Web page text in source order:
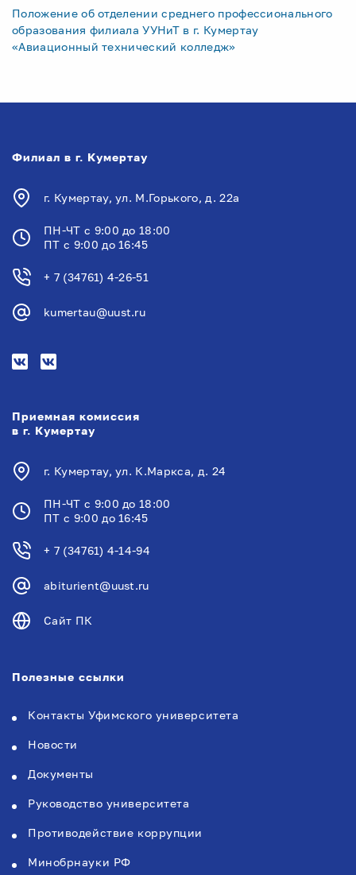
Положение об отделении среднего профессионального
образования филиала УУНиТ в г. Кумертау
«Авиационный технический колледж»
Филиал в г. Кумертау
г. Кумертау, ул. М.Горького, д. 22а
ПН-ЧТ с 9:00 до 18:00
ПТ с 9:00 до 16:45
+ 7 (34761) 4-26-51
kumertau@uust.ru
Приемная комиссия
в г. Кумертау
г. Кумертау, ул. К.Маркса, д. 24
ПН-ЧТ с 9:00 до 18:00
ПТ с 9:00 до 16:45
+ 7 (34761) 4-14-94
abiturient@uust.ru
Сайт ПК
Полезные ссылки
Контакты Уфимского университета
Новости
Документы
Руководство университета
Противодействие коррупции
Минобрнауки РФ